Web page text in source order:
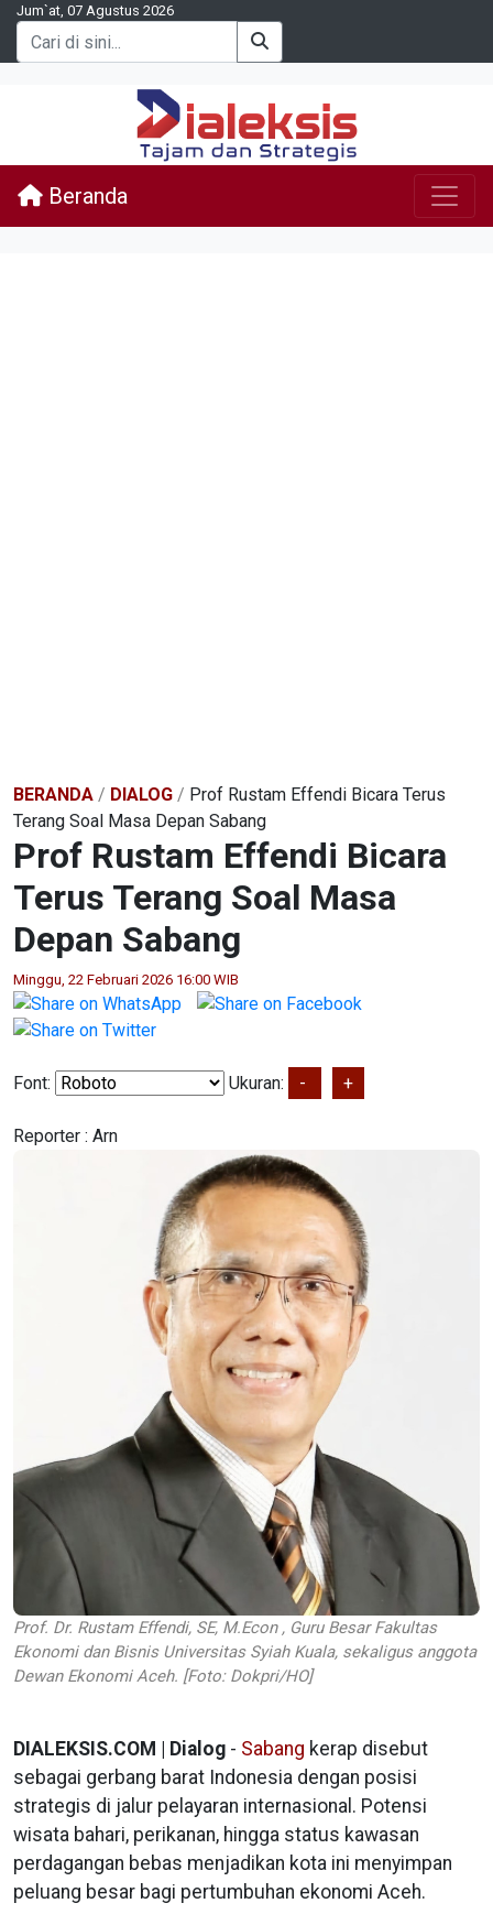
Jum`at, 07 Agustus 2026
Beranda
BERANDA / DIALOG / Prof Rustam Effendi Bicara Terus
Terang Soal Masa Depan Sabang
Prof Rustam Effendi Bicara
Terus Terang Soal Masa
Depan Sabang
Minggu, 22 Februari 2026 16:00 WIB
Font: Ukuran: - +
Reporter : Arn
Prof. Dr. Rustam Effendi, SE, M.Econ , Guru Besar Fakultas
Ekonomi dan Bisnis Universitas Syiah Kuala, sekaligus anggota
Dewan Ekonomi Aceh. [Foto: Dokpri/HO]
DIALEKSIS.COM | Dialog - Sabang kerap disebut
sebagai gerbang barat Indonesia dengan posisi
strategis di jalur pelayaran internasional. Potensi
wisata bahari, perikanan, hingga status kawasan
perdagangan bebas menjadikan kota ini menyimpan
peluang besar bagi pertumbuhan ekonomi Aceh.